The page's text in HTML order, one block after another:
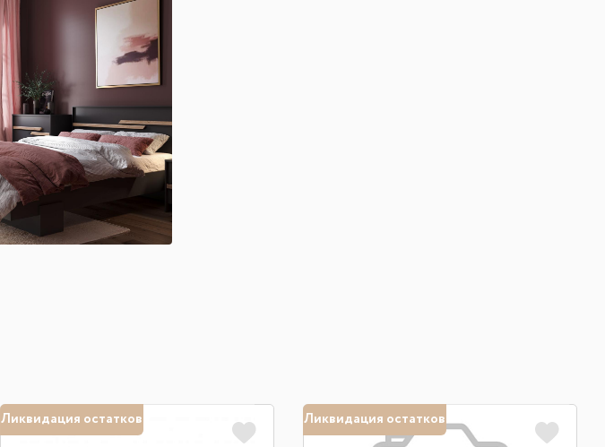
Ликвидация остатков Ликвидация остатков